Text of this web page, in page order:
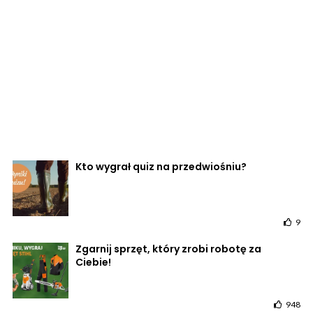
Kto wygrał quiz na przedwiośniu?
9
Zgarnij sprzęt, który zrobi robotę za
Ciebie!
948